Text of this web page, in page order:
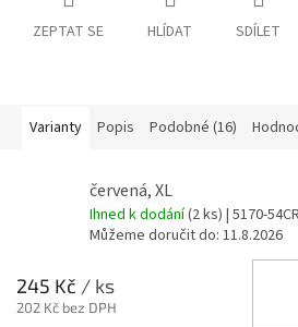
ZEPTAT SE HLÍDAT SDÍLET
Varianty Popis Podobné (16)
červená, XL
Ihned k dodání(2 ks) | 5170-
Můžeme doručit do: 11.8.2026
245 Kč / ks
202 Kč bez DPH